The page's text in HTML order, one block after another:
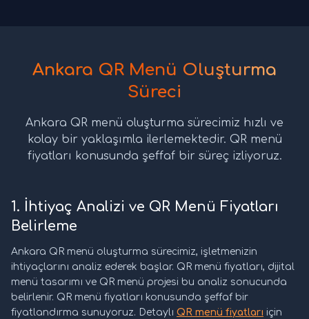
Ankara QR Menü Oluşturma
Süreci
Ankara QR menü oluşturma sürecimiz hızlı ve
kolay bir yaklaşımla ilerlemektedir. QR menü
fiyatları konusunda şeffaf bir süreç izliyoruz.
1. İhtiyaç Analizi ve QR Menü Fiyatları
Belirleme
Ankara QR menü oluşturma sürecimiz, işletmenizin
ihtiyaçlarını analiz ederek başlar. QR menü fiyatları, dijital
menü tasarımı ve QR menü projesi bu analiz sonucunda
belirlenir. QR menü fiyatları konusunda şeffaf bir
fiyatlandırma sunuyoruz. Detaylı QR menü fiyatları için